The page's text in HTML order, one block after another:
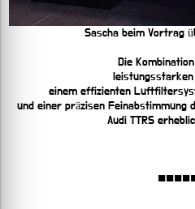
Sascha beim Vortrag
Die
einem effizienten
und einer präzisen Feinabstimmung
Audi TTRS